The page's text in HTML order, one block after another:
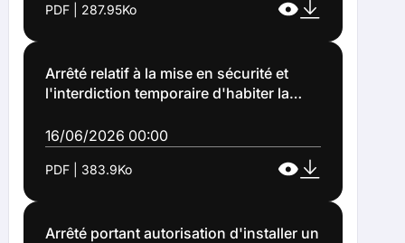
PDF | 287.95Ko
Arrêté relatif à la mise en sécurité et
l'interdiction temporaire d'habiter la
Fassiaux (Arrêté n°2026-1142)
16/06/2026 00:00
PDF | 383.9Ko
Arrêté portant autorisation d'installer un